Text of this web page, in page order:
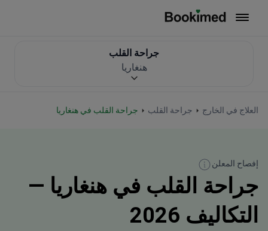
العلاج في الخارج جراحة القلب جراحة القلب في هنغاريا
جراحة القلب
هنغاريا
إفصاح المعلن
جراحة القلب في هنغاريا —
التكاليف 2026